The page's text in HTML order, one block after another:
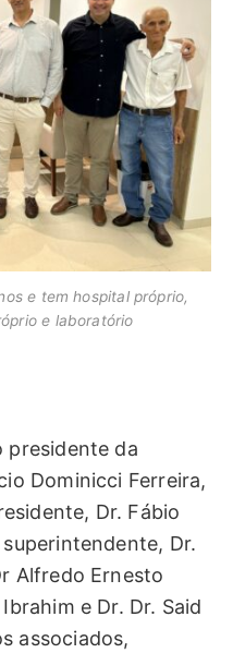
e tem hospital próprio,
e laboratório
presidente da
Dominicci Ferreira,
Dr. Fábio
Dr.
Alfredo Ernesto
e Dr. Dr. Said
associados,